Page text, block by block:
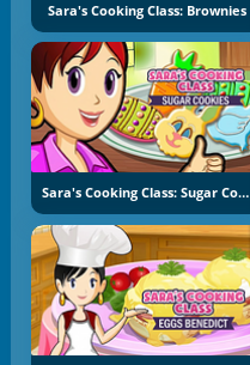
Sara's Cooking Class: Brownies
Sara's Cooking Class: Sugar Cookies